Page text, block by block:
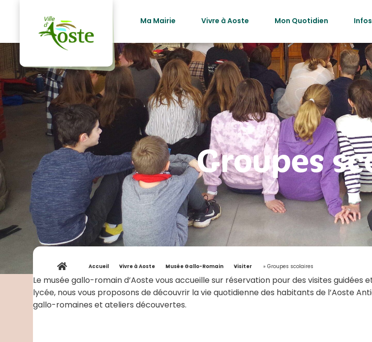
Ma Mairie
Vivre à Aoste Mon Quotidien
Groupes
Accueil »
Vivre à Aoste »
Musée Gallo-Romain »
Visiter »Groupes scolaires
Le musée gallo-romain d’Aoste vous accueille sur réservation pour des visites guidées
lycée, nous vous proposons de découvrir la vie quotidienne des habitants de l’Aoste
gallo-romaines et ateliers découvertes.